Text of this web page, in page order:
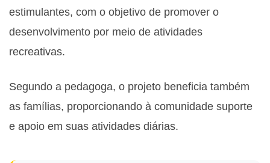
estimulantes, com o objetivo de promover o
desenvolvimento por meio de atividades
recreativas.
Segundo a pedagoga, o projeto beneficia também
as famílias, proporcionando à comunidade suporte
e apoio em suas atividades diárias.